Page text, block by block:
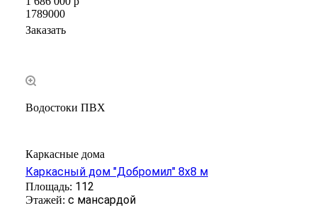
1789000
Заказать
Водостоки ПВХ
Каркасные дома
Каркасный дом "Добромил" 8х8 м
112
с мансардой